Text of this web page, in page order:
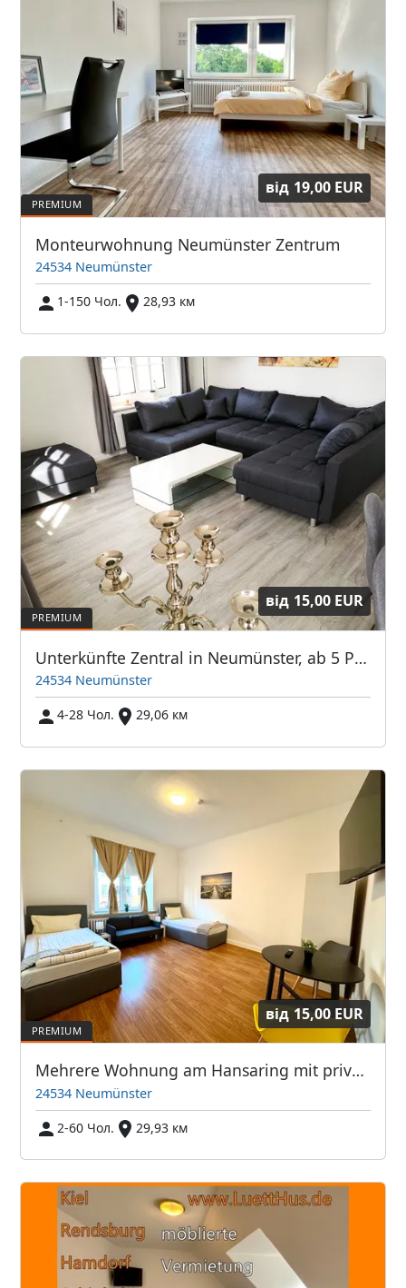
від 19,00 EUR
Monteurwohnung Neumünster Zentrum
24534 Neumünster
1-150 Чол.
28,93 км
від 15,00 EUR
Unterkünfte Zentral in Neumünster, ab 5 Personen gibt es Rabatte%%%
24534 Neumünster
4-28 Чол.
29,06 км
від 15,00 EUR
Mehrere Wohnung am Hansaring mit privaten Parkplätze auch für Transporter
24534 Neumünster
2-60 Чол.
29,93 км